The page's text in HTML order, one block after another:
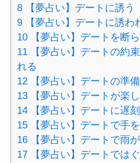
8【夢占い】デートに誘う
9【夢占い】デートに誘わ
10【夢占い】デートを断
11【夢占い】デートの約
れる
12【夢占い】デートの準
13【夢占い】デートが楽
14【夢占い】デートに遅
15【夢占い】デートで手
16【夢占い】デートで雨
17【夢占い】デートでは